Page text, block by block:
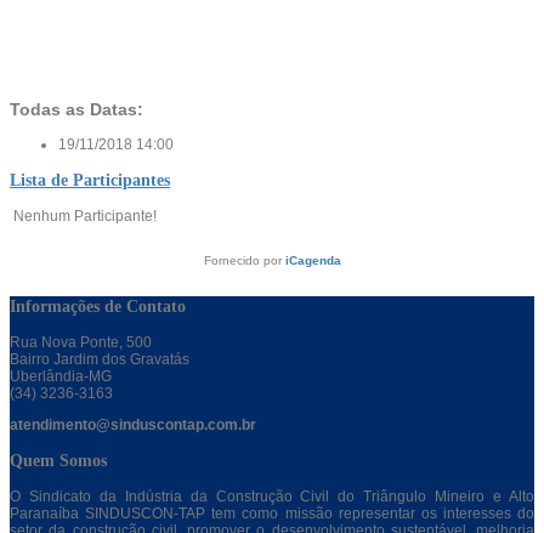
Todas as Datas:
19/11/2018 14:00
Lista de Participantes
Nenhum Participante!
Fornecido por iCagenda
Informações de Contato
Rua Nova Ponte, 500
Bairro Jardim dos Gravatás
Uberlândia-MG
(34) 3236-3163
atendimento@sinduscontap.com.br
Quem Somos
O Sindicato da Indústria da Construção Civil do Triângulo Mineiro e Alto
Paranaíba SINDUSCON-TAP tem como missão representar os interesses do